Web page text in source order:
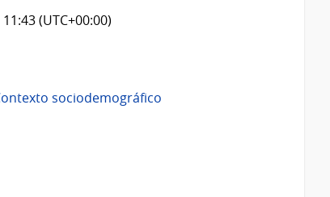
(UTC+00:00)
sociodemográfico